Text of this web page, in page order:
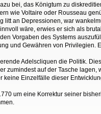
bei, das Königtum zu
wie Voltaire oder Rousseau
litt an Depressionen, war
wäre, erwies er sich als
Vorgaben des Systems
und Gewähren von Privilegien.
Adelscliquen die Politik.
zumindest auf der Tasche
keine Einzelfälle dieser
um eine Korrektur seiner